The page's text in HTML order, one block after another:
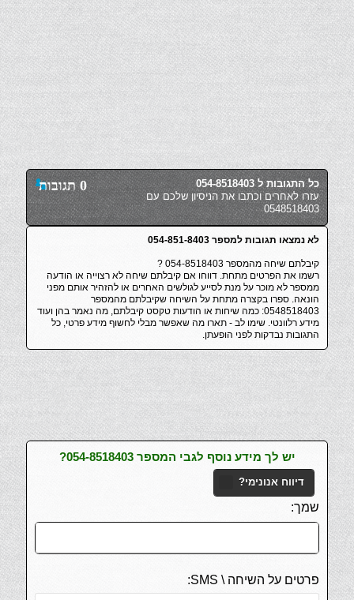
0 תגובות
כל התגובות ל 054-8518403
עזרו לאחרים וכתבו את הניסיון שלכם עם
0548518403
לא נמצאו תגובות למספר 054-851-8403
קיבלתם שיחה מהמספר 054-8518403 ?
רשמו את הפרטים מתחת. דווחו אם קיבלתם שיחה לא רצוייה או הודעה
ממספר לא מוכר על מנת לסייע לגולשים האחרים או להזהיר אותם מפני
הונאה. ספרו בקצרה מתחת על השיחה שקיבלתם מהמספר
0548518403: כמה שיחות או הודעות טקסט קיבלתם, מה נאמר בהן ועוד
מידע רלוונטי. שימו לב - תארו מה שאפשר מבלי לחשוף מידע פרטי, כל
התגובות נבדקות לפני הופעתן.
יש לך מידע נוסף לגבי המספר 054-8518403?
דיווח אנונימי?
שמך:
פרטים על השיחה \ SMS: